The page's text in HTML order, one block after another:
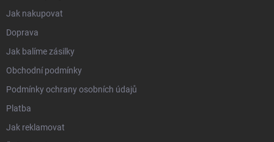
Jak nakupovat
Doprava
Jak balíme zásilky
Obchodní podmínky
Podmínky ochrany osobních údajů
Platba
Jak reklamovat